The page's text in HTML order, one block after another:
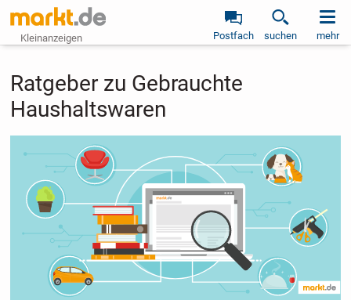
Kleinanzeigen Postfach suchen mehr
Ratgeber zu Gebrauchte
Haushaltswaren